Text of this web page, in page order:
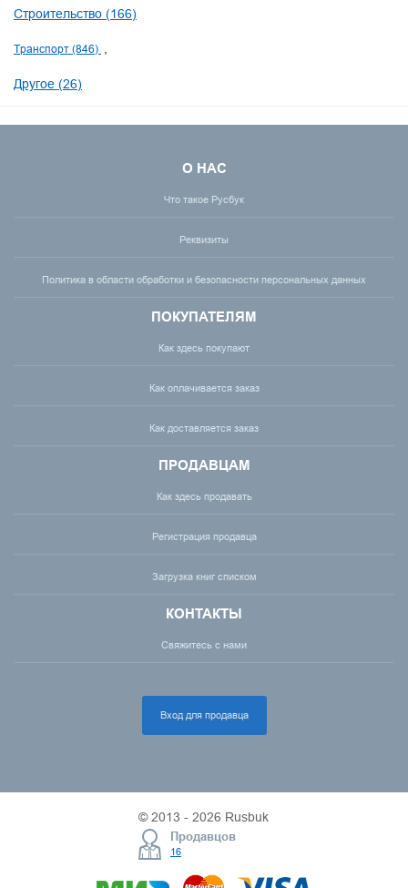
Строительство (166)
Транспорт (846)
Другое (26)
О НАС
Что такое Русбук
Реквизиты
Политика в области обработки и безопасности персональных данных
ПОКУПАТЕЛЯМ
Как здесь покупают
Как оплачивается заказ
Как доставляется заказ
ПРОДАВЦАМ
Как здесь продавать
Регистрация продавца
Загрузка книг списком
КОНТАКТЫ
Свяжитесь с нами
Вход для продавца
© 2013 - 2026 Rusbuk
Продавцов
16